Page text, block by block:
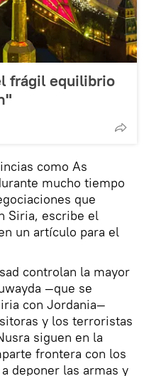
frágil equilibrio
como As
mucho tiempo
que
Siria, escribe el
un artículo para el
controlan la mayor
—que se
con Jordania—
y los terroristas
siguen en la
frontera con los
deponer las armas y